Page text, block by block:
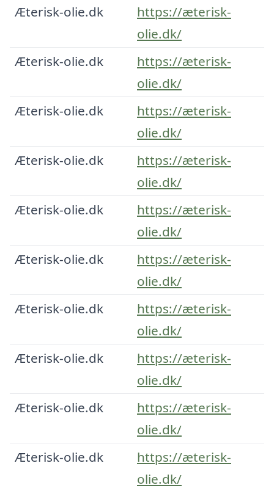
Æterisk-olie.dk
https://æterisk-
olie.dk/
Æterisk-olie.dk
https://æterisk-
olie.dk/
Æterisk-olie.dk
https://æterisk-
olie.dk/
Æterisk-olie.dk
https://æterisk-
olie.dk/
Æterisk-olie.dk
https://æterisk-
olie.dk/
Æterisk-olie.dk
https://æterisk-
olie.dk/
Æterisk-olie.dk
https://æterisk-
olie.dk/
Æterisk-olie.dk
https://æterisk-
olie.dk/
Æterisk-olie.dk
https://æterisk-
olie.dk/
Æterisk-olie.dk
https://æterisk-
olie.dk/